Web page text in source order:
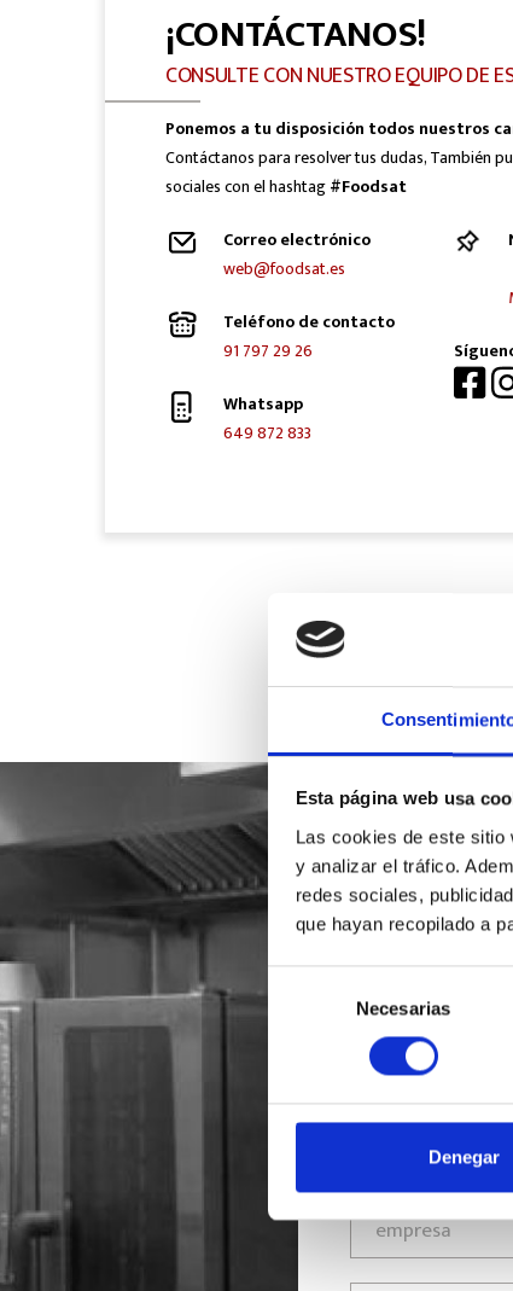
Esta página web usa
Las cookies de este sitio
y analizar el tráfico.
redes sociales,
que hayan recopilado a
consentimiento
Necesarias
Denegar
¡CONTÁCTANOS!
CONSULTE CON NUESTRO EQUIPO DE
Ponemos a tu disposición todos nuestros
Contáctanos para resolver tus dudas, También
sociales con el hashtag#Foodsat
Correo electrónico
web@foodsat.es
Teléfono de contacto
91 797 29 26
Whatsapp
649 872 833